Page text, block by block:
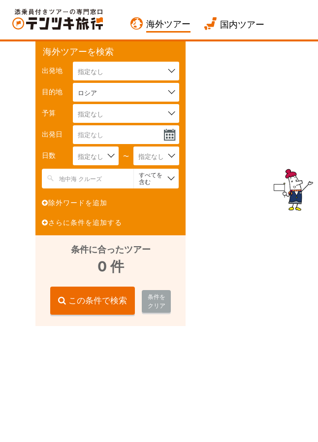
海外ツアー 国内ツアー
海外ツアーを検索
出発地 指定なし
目的地 ロシア
予算 指定なし
出発日
日数 指定なし 〜 指定なし
すべてを
含む
除外ワードを追加
さらに条件を追加する
条件に合ったツアー
0 件
この条件で検索
条件を
クリア